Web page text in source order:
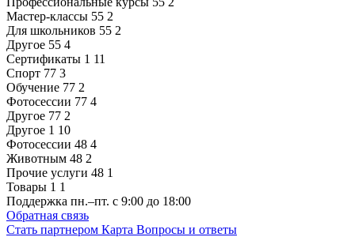
Мастер-классы 55 2
Для школьников 55 2
Другое 55 4
Сертификаты 1 11
Спорт 77 3
Обучение 77 2
Фотосессии 77 4
Другое 77 2
Другое 1 10
Фотосессии 48 4
Животным 48 2
Прочие услуги 48 1
Товары 1 1
Поддержка пн.–пт. с 9:00 до 18:00
Обратная связь
Стать партнером Карта Вопросы и ответы